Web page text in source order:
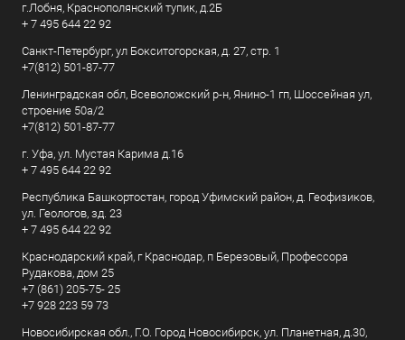
г.Лобня, Краснополянский тупик, д.2Б
+ 7 495 644 22 92
Санкт-Петербург, ул Бокситогорская, д. 27, стр. 1
+7(812) 501-87-77
Ленинградская обл, Всеволожский р-н, Янино-1 гп, Шоссейная ул,
строение 50а/2
+7(812) 501-87-77
г. Уфа, ул. Мустая Карима д.16
+ 7 495 644 22 92
Республика Башкортостан, город Уфимский район, д. Геофизиков,
ул. Геологов, зд. 23
+ 7 495 644 22 92
Краснодарский край, г Краснодар, п Березовый, Профессора
Рудакова, дом 25
+7 (861) 205-75- 25
+7 928 223 59 73
Новосибирская обл., Г.О. Город Новосибирск, ул. Планетная, д.30,